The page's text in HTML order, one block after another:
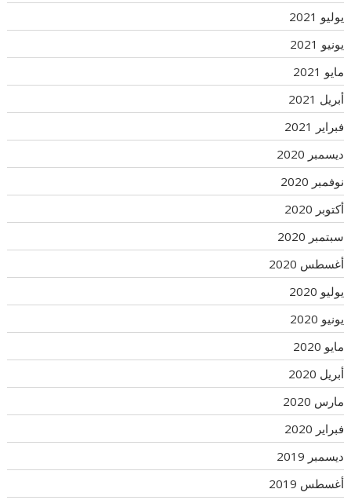
يوليو 2021
يونيو 2021
مايو 2021
أبريل 2021
فبراير 2021
ديسمبر 2020
نوفمبر 2020
أكتوبر 2020
سبتمبر 2020
أغسطس 2020
يوليو 2020
يونيو 2020
مايو 2020
أبريل 2020
مارس 2020
فبراير 2020
ديسمبر 2019
أغسطس 2019